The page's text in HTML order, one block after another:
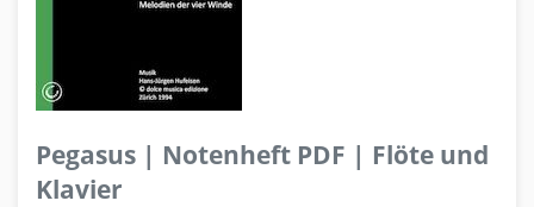
Pegasus | Notenheft PDF | Flöte und
Klavier